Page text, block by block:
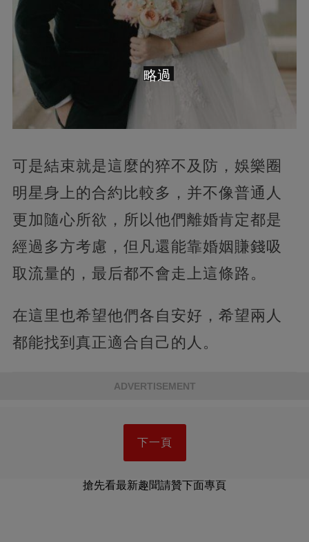
可是結束就是這麼的猝不及防，娛樂圈
明星身上的合約比較多，并不像普通人
更加隨心所欲，所以他們離婚肯定都是
經過多方考慮，但凡還能靠婚姻賺錢吸
取流量的，最后都不會走上這條路。
在這里也希望他們各自安好，希望兩人
都能找到真正適合自己的人。
ADVERTISEMENT
下一頁
搶先看最新趣聞請贊下面專頁
略過